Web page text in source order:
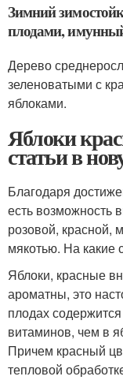
Зимний
плодами,
Дерево
зеленоватыми с
яблоками.
Яблоки
статьи в
Благодаря
есть возможность
розовой, красной,
мякотью. На какие
Яблоки, красные
ароматны, это
плодах
витаминов, чем в
Причем красный
тепловой